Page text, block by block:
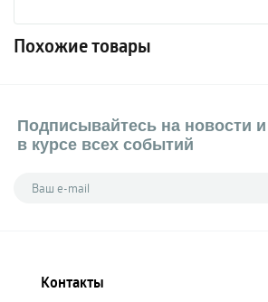
Похожие товары
Подписывайтесь на новости и
в курсе всех событий
Контакты